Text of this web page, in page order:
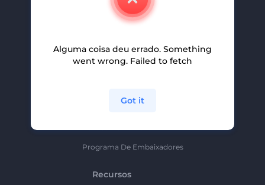
Carreiras
Programa De Afiliados
Programa De Embaixadores
Recursos
Alguma coisa deu errado. Something
went wrong. Failed to fetch
Got it